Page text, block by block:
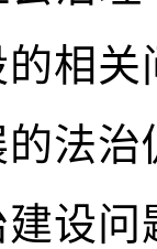
相关
法治
设问